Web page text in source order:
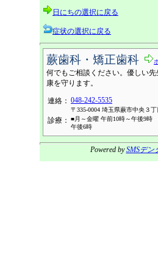
日にちの選択に戻る
症状の選択に戻る
蕨歯科・矯正歯科
何でもご相談ください。優しい
康を守ります。
連絡： 048-242-5535
〒335-0004 埼玉県蕨市中央３
診療：
■月～金曜 午前10時～午後9時
午後6時
Powered bySMSデン